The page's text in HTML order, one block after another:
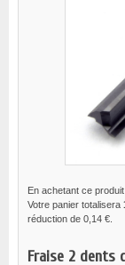
En achetant ce
Votre panier totalisera
réduction de 0,14 €
Fraise 2 dents